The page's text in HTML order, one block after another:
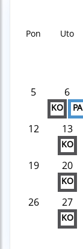
Pon Uto
5 6
KO PA
12 13
KO
19 20
KO
26 27
KO